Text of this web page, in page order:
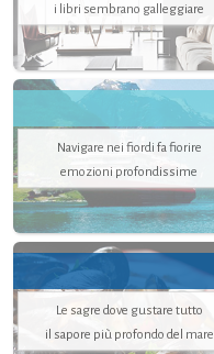
i libri sembrano galleggiare
Navigare nei fiordi fa fiorire
emozioni profondissime
Le sagre dove gustare tutto
il sapore più profondo del mare